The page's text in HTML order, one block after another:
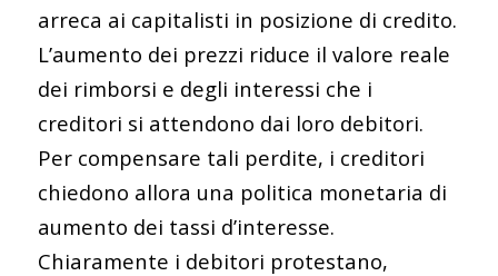
arreca ai capitalisti in posizione di credito.
L’aumento dei prezzi riduce il valore reale
dei rimborsi e degli interessi che i
creditori si attendono dai loro debitori.
Per compensare tali perdite, i creditori
chiedono allora una politica monetaria di
aumento dei tassi d’interesse.
Chiaramente i debitori protestano,